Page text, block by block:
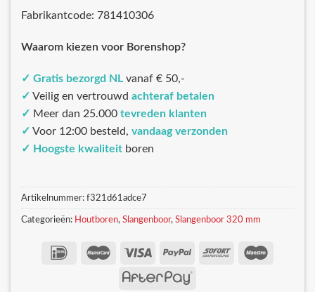
Fabrikantcode: 781410306
Waarom kiezen voor Borenshop?
✓ Gratis bezorgd NL vanaf € 50,-
✓ Veilig en vertrouwd achteraf betalen
✓ Meer dan 25.000 tevreden klanten
✓ Voor 12:00 besteld, vandaag verzonden
✓ Hoogste kwaliteit boren
Artikelnummer: f321d61adce7
Categorieën: Houtboren, Slangenboor, Slangenboor 320 mm